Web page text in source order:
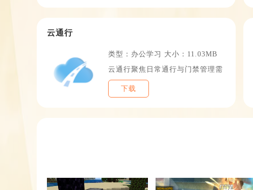
云通行
类型：办公学习 大小：11.03MB
云通行聚焦日常通行与门禁管理需
下载